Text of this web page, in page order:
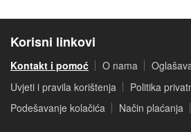
Korisni linkovi
Kontakt i pomoć O nama
Uvjeti i pravila korištenja
Politika
Podešavanje kolačića
Način plaćanja